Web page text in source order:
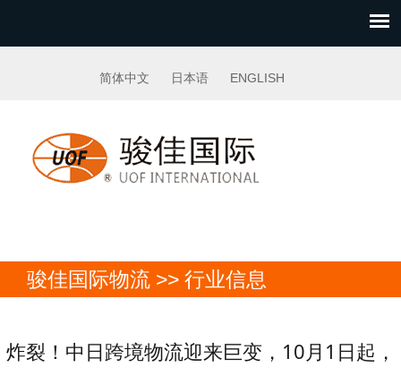
简体中文 日本语 ENGLISH
骏佳国际物流 >> 行业信息
炸裂！中日跨境物流迎来巨变，10月1日起，